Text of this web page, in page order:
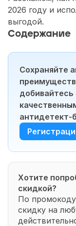
2026 году и
выгодой.
Содержание
Сохраняйте
антидетект-
Хотите
скидкой?
По промокоду
скидку на